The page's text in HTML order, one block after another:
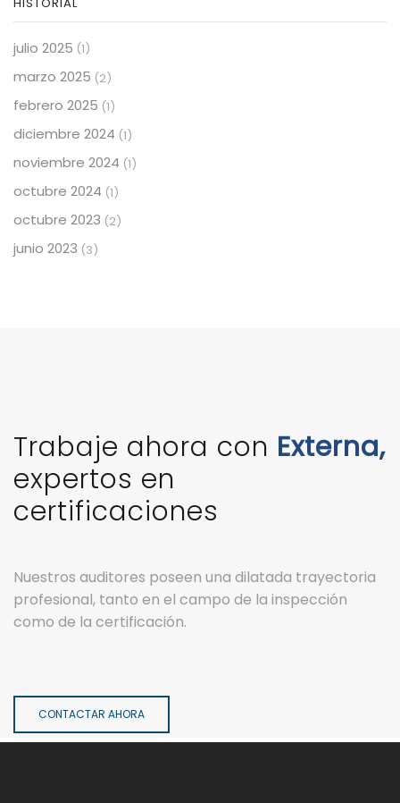
julio 2025 (1)
marzo 2025 (2)
febrero 2025 (1)
diciembre 2024 (1)
noviembre 2024 (1)
octubre 2024 (1)
octubre 2023 (2)
junio 2023 (3)
Trabaje ahora con Externa,
expertos en
certificaciones
Nuestros auditores poseen una dilatada trayectoria
profesional, tanto en el campo de la inspección
como de la certificación.
CONTACTAR AHORA